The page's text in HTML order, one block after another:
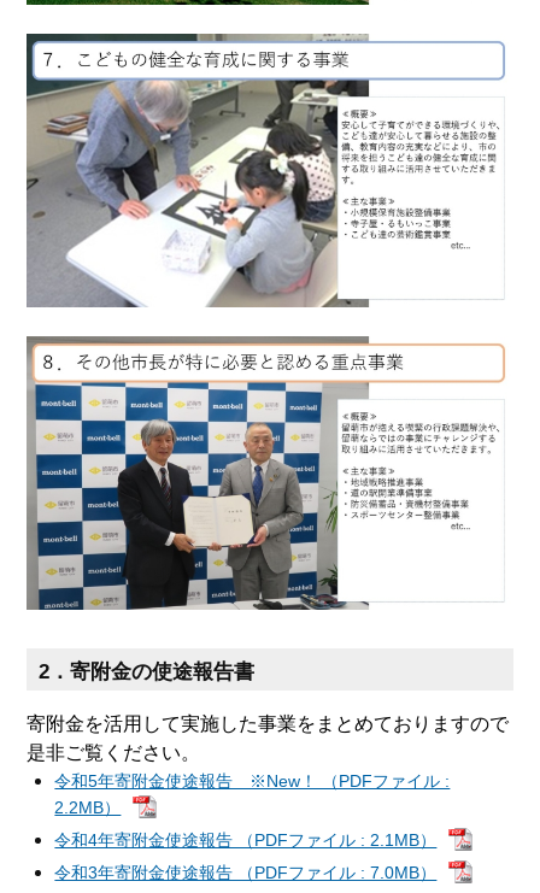
2．寄附金の使途報告書
寄附金を活用して実施した事業をまとめておりますので
是非ご覧ください。
令和5年寄附金使途報告 ※New！ （PDFファイル :
2.2MB）
令和4年寄附金使途報告 （PDFファイル : 2.1MB）
令和3年寄附金使途報告 （PDFファイル : 7.0MB）